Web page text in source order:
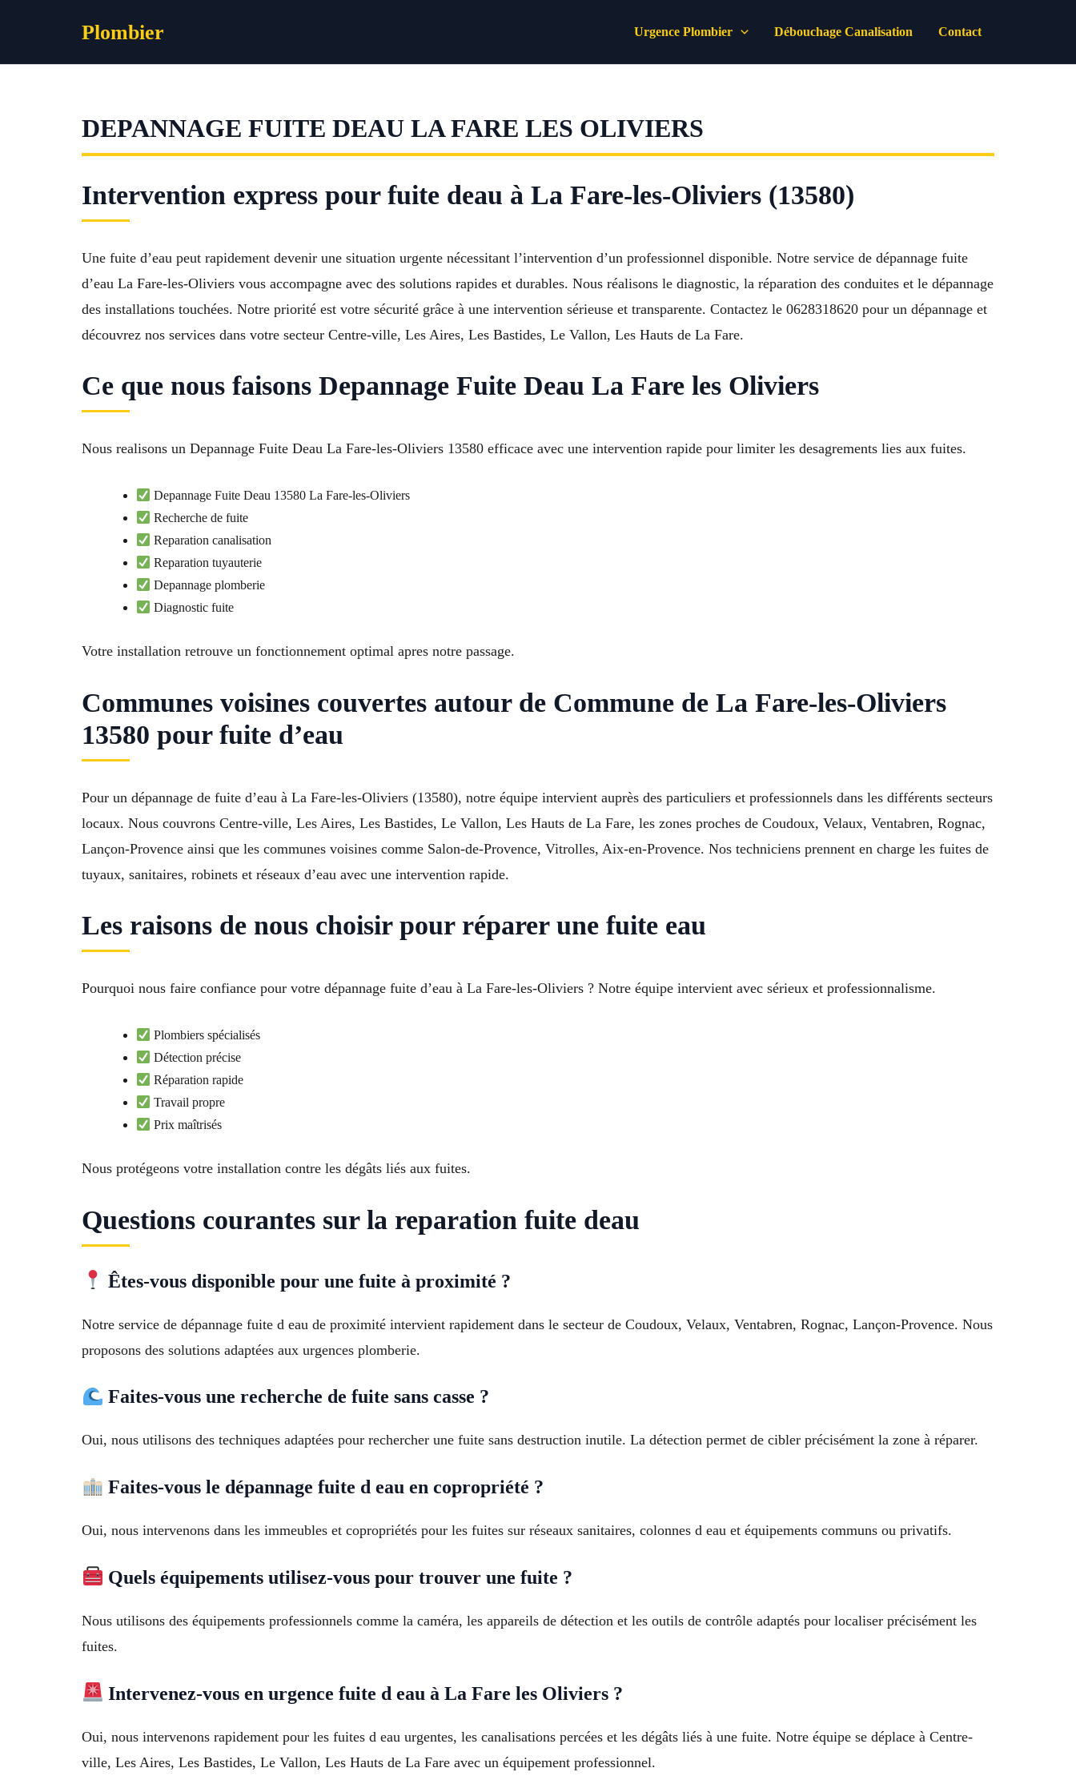
Plombier Urgence Plombier Débouchage Canalisation Contact
DEPANNAGE FUITE DEAU LA FARE LES OLIVIERS
Intervention express pour fuite deau à La Fare-les-Oliviers (13580)
Une fuite d’eau peut rapidement devenir une situation urgente nécessitant l’intervention d’un professionnel disponible. Notre service de dépannage fuite
d’eau La Fare-les-Oliviers vous accompagne avec des solutions rapides et durables. Nous réalisons le diagnostic, la réparation des conduites et le dépannage
des installations touchées. Notre priorité est votre sécurité grâce à une intervention sérieuse et transparente. Contactez le 0628318620 pour un dépannage et
découvrez nos services dans votre secteur Centre-ville, Les Aires, Les Bastides, Le Vallon, Les Hauts de La Fare.
Ce que nous faisons Depannage Fuite Deau La Fare les Oliviers
Nous realisons un Depannage Fuite Deau La Fare-les-Oliviers 13580 efficace avec une intervention rapide pour limiter les desagrements lies aux fuites.
Depannage Fuite Deau 13580 La Fare-les-Oliviers
Recherche de fuite
Reparation canalisation
Reparation tuyauterie
Depannage plomberie
Diagnostic fuite
Votre installation retrouve un fonctionnement optimal apres notre passage.
Communes voisines couvertes autour de Commune de La Fare-les-Oliviers
13580 pour fuite d’eau
Pour un dépannage de fuite d’eau à La Fare-les-Oliviers (13580), notre équipe intervient auprès des particuliers et professionnels dans les différents secteurs
locaux. Nous couvrons Centre-ville, Les Aires, Les Bastides, Le Vallon, Les Hauts de La Fare, les zones proches de Coudoux, Velaux, Ventabren, Rognac,
Lançon-Provence ainsi que les communes voisines comme Salon-de-Provence, Vitrolles, Aix-en-Provence. Nos techniciens prennent en charge les fuites de
tuyaux, sanitaires, robinets et réseaux d’eau avec une intervention rapide.
Les raisons de nous choisir pour réparer une fuite eau
Pourquoi nous faire confiance pour votre dépannage fuite d’eau à La Fare-les-Oliviers ? Notre équipe intervient avec sérieux et professionnalisme.
Plombiers spécialisés
Détection précise
Réparation rapide
Travail propre
Prix maîtrisés
Nous protégeons votre installation contre les dégâts liés aux fuites.
Questions courantes sur la reparation fuite deau
Êtes-vous disponible pour une fuite à proximité ?
Notre service de dépannage fuite d eau de proximité intervient rapidement dans le secteur de Coudoux, Velaux, Ventabren, Rognac, Lançon-Provence. Nous
proposons des solutions adaptées aux urgences plomberie.
Faites-vous une recherche de fuite sans casse ?
Oui, nous utilisons des techniques adaptées pour rechercher une fuite sans destruction inutile. La détection permet de cibler précisément la zone à réparer.
Faites-vous le dépannage fuite d eau en copropriété ?
Oui, nous intervenons dans les immeubles et copropriétés pour les fuites sur réseaux sanitaires, colonnes d eau et équipements communs ou privatifs.
Quels équipements utilisez-vous pour trouver une fuite ?
Nous utilisons des équipements professionnels comme la caméra, les appareils de détection et les outils de contrôle adaptés pour localiser précisément les
fuites.
Intervenez-vous en urgence fuite d eau à La Fare les Oliviers ?
Oui, nous intervenons rapidement pour les fuites d eau urgentes, les canalisations percées et les dégâts liés à une fuite. Notre équipe se déplace à Centre-
ville, Les Aires, Les Bastides, Le Vallon, Les Hauts de La Fare avec un équipement professionnel.